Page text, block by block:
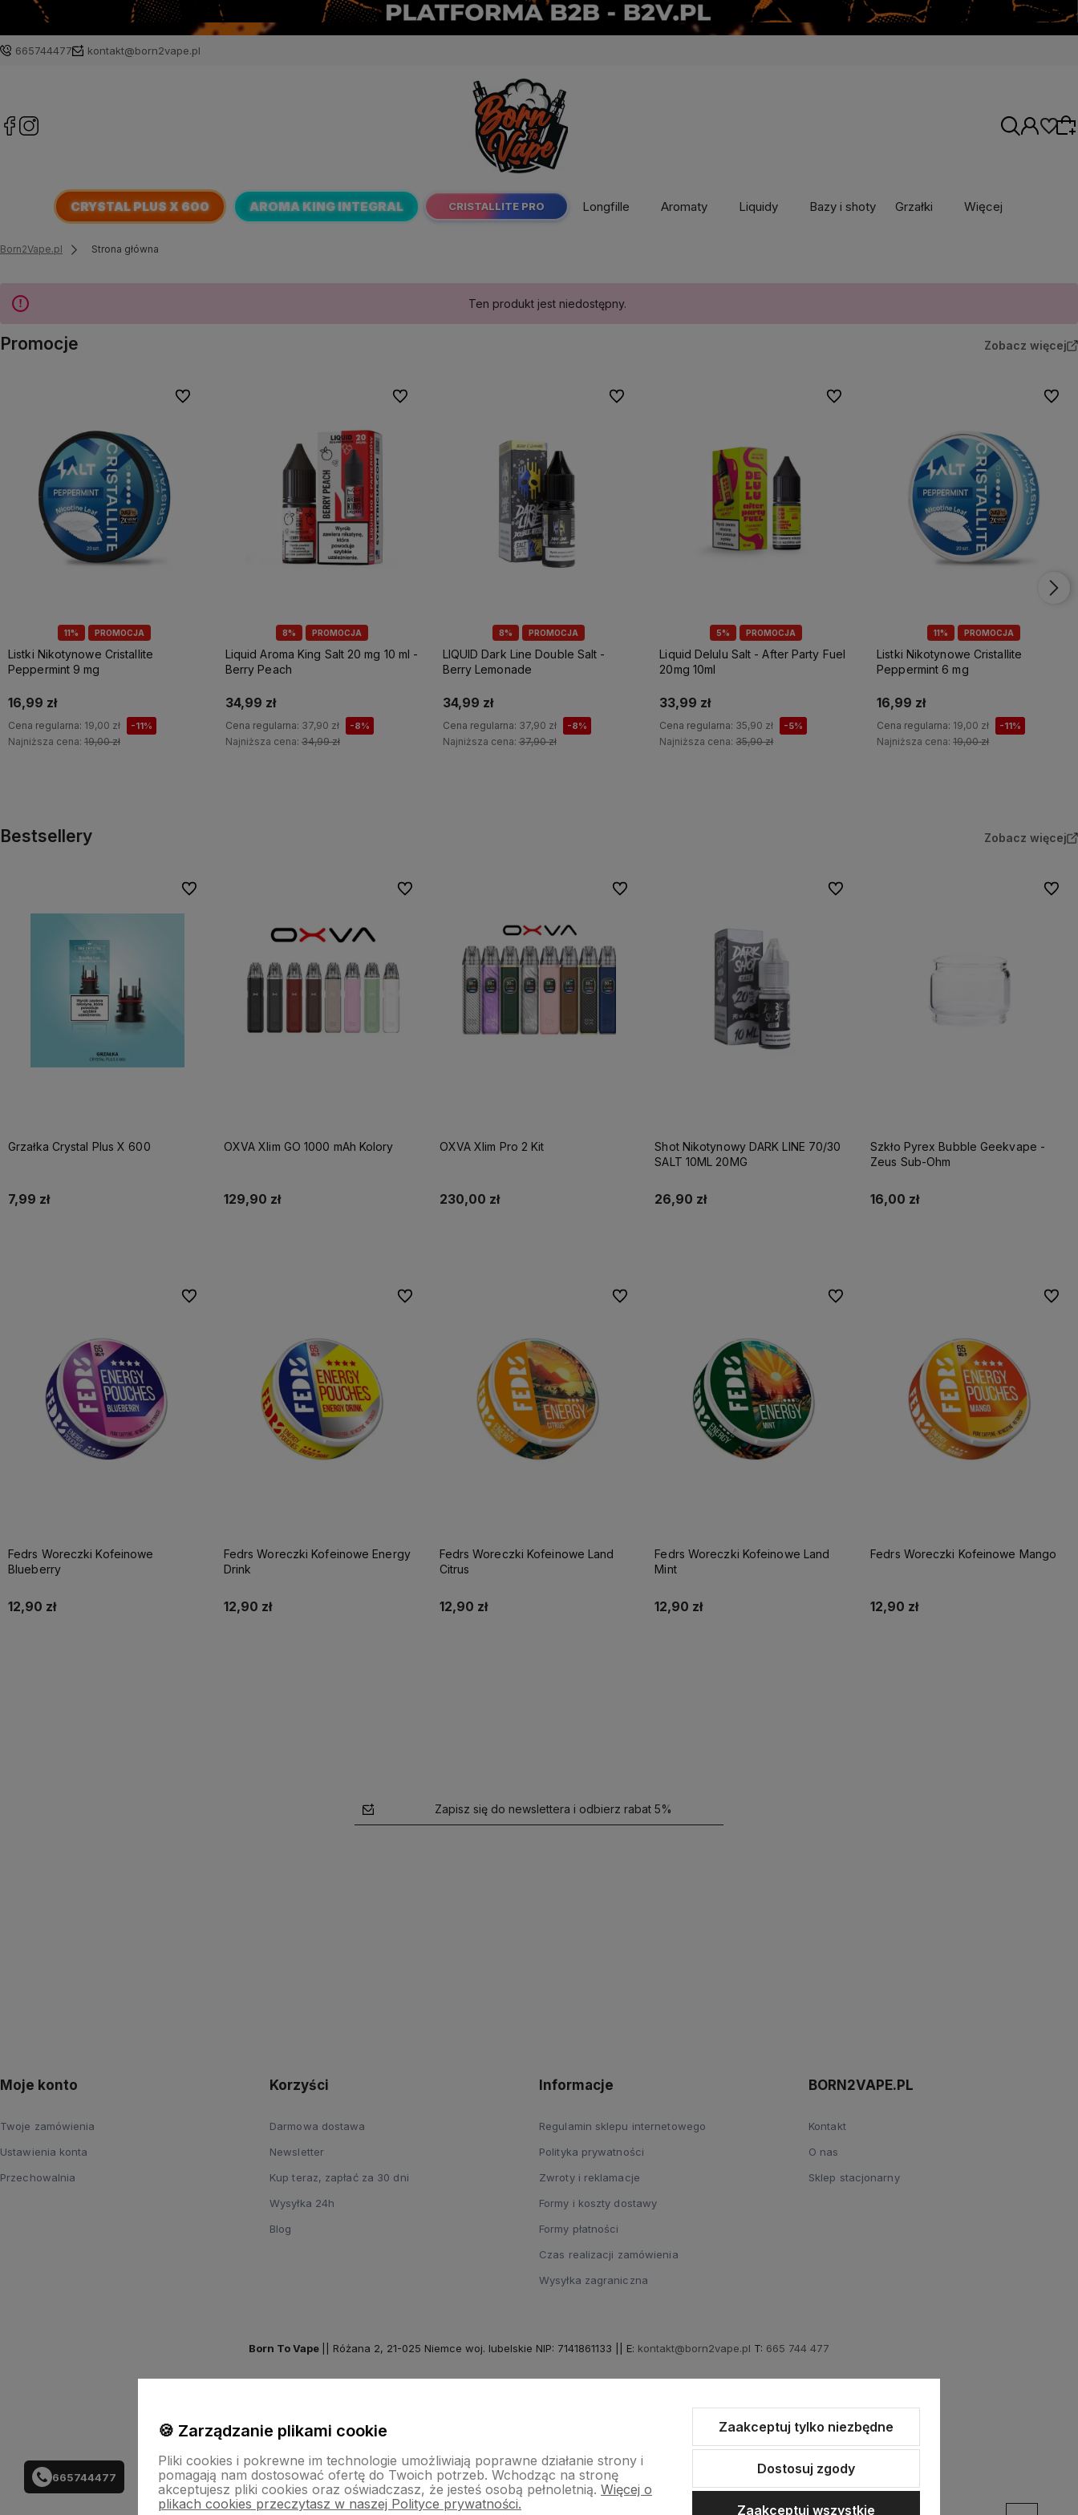
665744477 kontakt@born2vape.pl
665744477
produkty do listy z poprzedniej sesji.
CRYSTAL PLUS X 600 AROMA KING INTEGRAL CRISTALLITE PRO Longfille Aromaty Liquidy Bazy i shoty Grzałki Więcej
Born2Vape.pl Strona główna
Ten produkt jest niedostępny.
Promocje Zobacz więcej
11% PROMOCJA
Listki Nikotynowe Cristallite
Peppermint 9 mg
16,99 zł
Cena regularna: 19,00 zł -11%
Najniższa cena: 19,00 zł
Do ulubionych
8% PROMOCJA
Liquid Aroma King Salt 20 mg 10 ml -
Berry Peach
34,99 zł
Cena regularna: 37,90 zł -8%
Najniższa cena: 34,99 zł
Do ulubionych
8% PROMOCJA
LIQUID Dark Line Double Salt -
Berry Lemonade
34,99 zł
Cena regularna: 37,90 zł -8%
Najniższa cena:37,90 zł
Do ulubionych
5% PROMOCJA
Liquid Delulu Salt - After Party Fuel
20mg 10ml
33,99 zł
Cena regularna: 35,90 zł -5%
Najniższa cena:35,90 zł
Do ulubionych
11% PROMOCJA
Listki Nikotynowe Cristallite
Peppermint 6 mg
16,99 zł
Cena regularna: 19,00 zł -11%
Najniższa cena:19,00 zł
Do
Bestsellery Zobacz więcej
Grzałka Crystal Plus X 600
7,99 zł
Do ulubionych
OXVA Xlim GO 1000 mAh Kolory
129,90 zł
Do ulubionych
OXVA Xlim Pro 2 Kit
230,00 zł
Do ulubionych
Shot Nikotynowy DARK LINE 70/30
SALT 10ML 20MG
26,90 zł
Do ulubionych
Szkło Pyrex Bubble Geekvape -
Zeus Sub-Ohm
16,00 zł
Do
Fedrs Woreczki Kofeinowe
Blueberry
12,90 zł
Do ulubionych
Fedrs Woreczki Kofeinowe Energy
Drink
12,90 zł
Do ulubionych
Fedrs Woreczki Kofeinowe Land
Citrus
12,90 zł
Do ulubionych
Fedrs Woreczki Kofeinowe Land
Mint
12,90 zł
Do ulubionych
Fedrs Woreczki Kofeinowe Mango
12,90 zł
Do
Zapisz się do newslettera i odbierz rabat 5%
Moje konto
Twoje zamówienia
Ustawienia konta
Przechowalnia
Korzyści
Darmowa dostawa
Newsletter
Kup teraz, zapłać za 30 dni
Wysyłka 24h
Blog
Informacje
Regulamin sklepu internetowego
Polityka prywatności
Zwroty i reklamacje
Formy i koszty dostawy
Formy płatności
Czas realizacji zamówienia
Wysyłka zagraniczna
BORN2VAPE.PL
Kontakt
O nas
Sklep stacjonarny
Born To Vape || Różana 2, 21-025 Niemce woj. lubelskie NIP: 7141861133 || E: kontakt@born2vape.pl T: 665 744 477
🍪 Zarządzanie plikami cookie
Pliki cookies i pokrewne im technologie umożliwiają poprawne działanie strony i
pomagają nam dostosować ofertę do Twoich potrzeb. Wchodząc na stronę
akceptujesz pliki cookies oraz oświadczasz, że jesteś osobą pełnoletnią. Więcej o
plikach cookies przeczytasz w naszej Polityce prywatności.
Zaakceptuj tylko niezbędne
Dostosuj zgody
Zaakceptuj wszystkie